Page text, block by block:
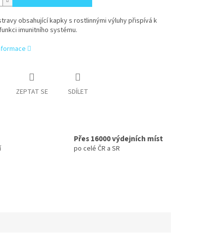
obsahující kapky s rostlinnými výluhy přispívá k
imunitního systému.
ZEPTAT SE SDÍLET
Přes 16000 výdejních míst
po celé ČR a SR